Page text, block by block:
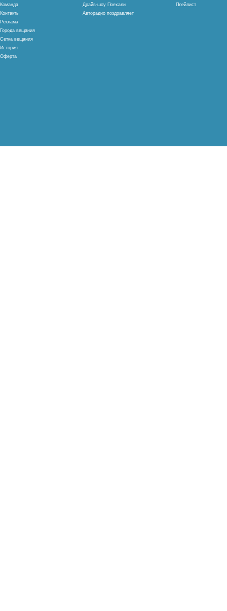
Команда
Контакты
Реклама
Города вещания
Сетка вещания
История
Оферта
Драйв-шоу Поехали
Авторадио поздравляет
Плейлист